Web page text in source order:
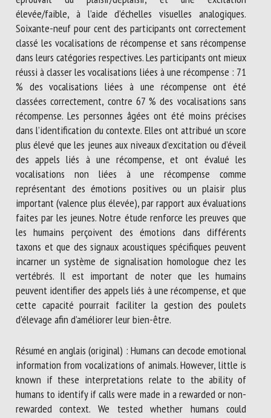
élevée/faible, à l’aide d’échelles visuelles analogiques.
Soixante-neuf pour cent des participants ont correctement
classé les vocalisations de récompense et sans récompense
dans leurs catégories respectives. Les participants ont mieux
réussi à classer les vocalisations liées à une récompense : 71
% des vocalisations liées à une récompense ont été
classées correctement, contre 67 % des vocalisations sans
récompense. Les personnes âgées ont été moins précises
dans l’identification du contexte. Elles ont attribué un score
plus élevé que les jeunes aux niveaux d’excitation ou d’éveil
des appels liés à une récompense, et ont évalué les
vocalisations non liées à une récompense comme
représentant des émotions positives ou un plaisir plus
important (valence plus élevée), par rapport aux évaluations
faites par les jeunes. Notre étude renforce les preuves que
les humains perçoivent des émotions dans différents
taxons et que des signaux acoustiques spécifiques peuvent
incarner un système de signalisation homologue chez les
vertébrés. Il est important de noter que les humains
peuvent identifier des appels liés à une récompense, et que
cette capacité pourrait faciliter la gestion des poulets
d’élevage afin d’améliorer leur bien-être.
Résumé en anglais (original) : Humans can decode emotional
information from vocalizations of animals. However, little is
known if these interpretations relate to the ability of
humans to identify if calls were made in a rewarded or non-
rewarded context. We tested whether humans could